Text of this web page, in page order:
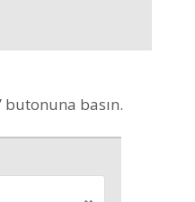
butonuna basın.